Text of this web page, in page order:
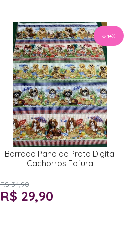
14%
Barrado Pano de Prato Digital
Cachorros Fofura
R$ 34,90
R$ 29,90